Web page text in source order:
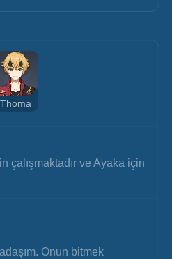
Thoma
çalışmaktadır ve Ayaka için
Onun bitmek